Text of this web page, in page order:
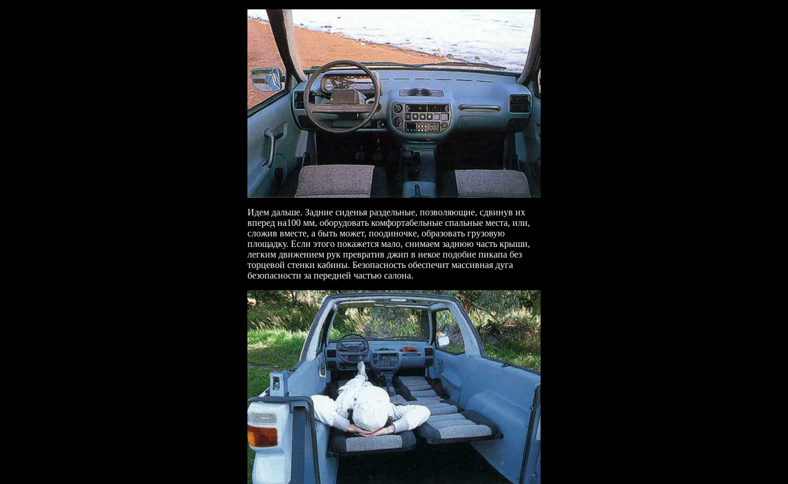
Идем дальше. Задние сиденья раздельные, позволяющие, сдвинув их
вперед на100 мм, оборудовать комфортабельные спальные места, или,
сложив вместе, а быть может, поодиночке, образовать грузовую
площадку. Если этого покажется мало, снимаем заднюю часть крыши,
легким движением рук превратив джип в некое подобие пикапа без
торцевой стенки кабины. Безопасность обеспечит массивная дуга
безопасности за передней частью салона.